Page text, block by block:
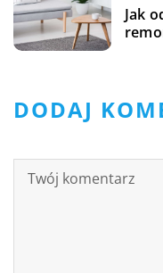
Jak
DODAJ